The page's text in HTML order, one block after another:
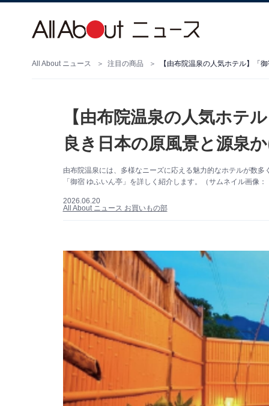
All About ニュース 注目の商品
【由布院温泉の人気ホテ
良き日本の原風景と源泉
由布院温泉には、多様なニーズに応える魅力的なホテルが数
「御宿 ゆふいん亭」を詳しく紹介します。（サムネイル画像
2026.06.20
All About ニュース お買いもの部